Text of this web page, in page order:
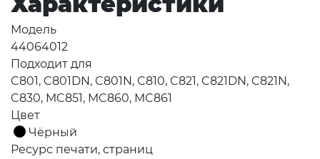
Модель
44064012
Подходит для
C801, C801DN, C801N, C810, C821, C821DN, C821N,
C830, MC851, MC860, MC861
Цвет
Чёрный
Ресурс печати, страниц